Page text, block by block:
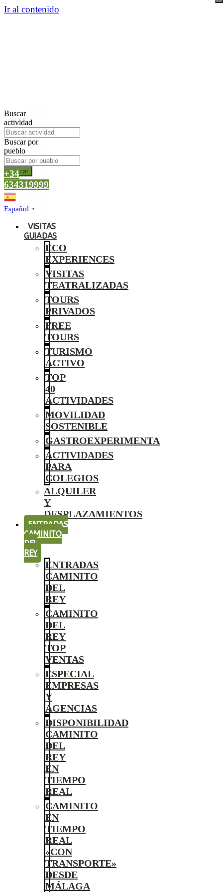
Ir al contenido
Buscar
actividad
Buscar por
pueblo
Buscar
+34
634319999
Español ▼
VISITAS
GUIADAS
ECO
EXPERIENCES
VISITAS
TEATRALIZADAS
TOURS
PRIVADOS
FREE
TOURS
TURISMO
ACTIVO
TOP
40
ACTIVIDADES
MOVILIDAD
SOSTENIBLE
GASTROEXPERIMENTA
ACTIVIDADES
PARA
COLEGIOS
ALQUILER
Y
DESPLAZAMIENTOS
ENTRADAS
CAMINITO
DEL
REY
ENTRADAS
CAMINITO
DEL
REY
CAMINITO
DEL
REY
TOP
VENTAS
ESPECIAL
EMPRESAS
Y
AGENCIAS
DISPONIBILIDAD
CAMINITO
DEL
REY
EN
TIEMPO
REAL
CAMINITO
EN
TIEMPO
REAL
«CON
TRANSPORTE»
DESDE
MÁLAGA